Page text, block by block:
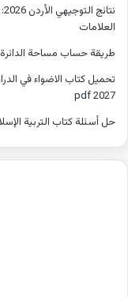
العلامات
طريقة حساب مساحة الدائرة
تحميل كتاب الاضواء في
2027 pdf
حل أسئلة كتاب التربية الإسلامية أ غيث 2026